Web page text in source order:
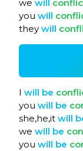
we will
you will
they will
I will be
you will be
she,he,it will
we will be
you will be